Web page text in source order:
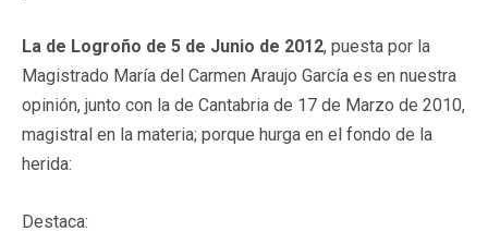
La de Logroño de 5 de Junio de 2012, puesta por la
Magistrado María del Carmen Araujo García es en nuestra
opinión, junto con la de Cantabria de 17 de Marzo de 2010,
magistral en la materia; porque hurga en el fondo de la
herida:
Destaca: